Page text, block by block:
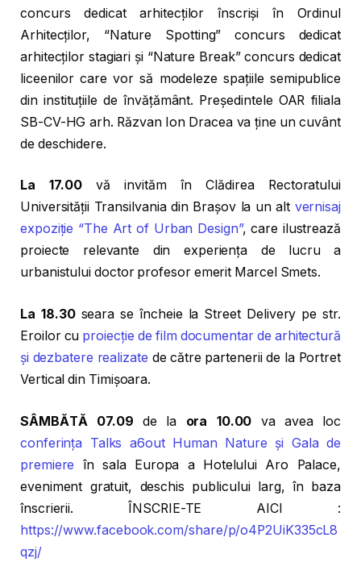
concurs dedicat arhitecților înscriși în Ordinul
Arhitecților, “Nature Spotting” concurs dedicat
arhitecților stagiari și “Nature Break” concurs dedicat
liceenilor care vor să modeleze spațiile semipublice
din instituțiile de învățământ. Președintele OAR filiala
SB-CV-HG arh. Răzvan Ion Dracea va ține un cuvânt
de deschidere.
La 17.00vă invităm în Clădirea Rectoratului
Universității Transilvania din Brașov la un alt vernisaj
expoziție “The Art of Urban Design”, care ilustrează
proiecte relevante din experiența de lucru a
urbanistului doctor profesor emerit Marcel Smets.
La 18.30seara se încheie la Street Delivery pe str.
Eroilor cu proiecție de film documentar de arhitectură
și dezbatere realizate de către partenerii de la Portret
Vertical din Timișoara.
SÂMBĂTĂ 07.09 de la ora 10.00 va avea loc
conferința Talks a6out Human Nature și Gala de
premiere în sala Europa a Hotelului Aro Palace,
eveniment gratuit, deschis publicului larg, în baza
înscrierii. ÎNSCRIE-TE AICI :
https://www.facebook.com/share/p/o4P2UiK335cL8
qzj/